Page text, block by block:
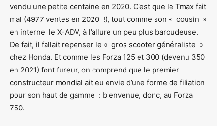
vendu une petite centaine en 2020. C’est que le Tmax fait
mal (4977 ventes en 2020 !), tout comme son « cousin »
en interne, le X-ADV, à l’allure un peu plus baroudeuse.
De fait, il fallait repenser le « gros scooter généraliste »
chez Honda. Et comme les Forza 125 et 300 (devenu 350
en 2021) font fureur, on comprend que le premier
constructeur mondial ait eu envie d’une forme de filiation
pour son haut de gamme : bienvenue, donc, au Forza
750.